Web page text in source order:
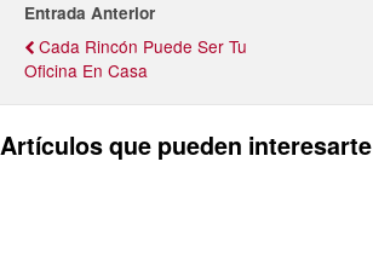
Entrada Anterior
Cada Rincón Puede Ser Tu
Oficina En Casa
Artículos que pueden interesarte